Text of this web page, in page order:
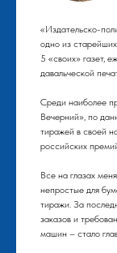
«Издательско-
одно из
5 «своих» газет,
давальческой
Среди наиболее
Вечерний», по
тиражей в своей
российских
Все на глазах
непростые для
тиражи. За
заказов и
машин – стало